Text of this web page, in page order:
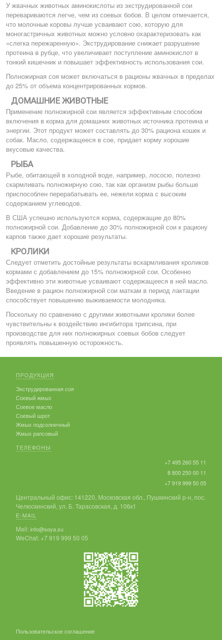
У жвачных животных аминокислоты из экструдированной сои
перевариваются легче, чем из соевых бобов. В целом отмечается,
что молочные коровы лучше усваивают сою, которую для
моногастричных животных можно условно охарактеризовать как
«слегка пережаренную». Экструдирование снижает разрушение
протеина в рубце, что увеличивает поступление аминокислот в
тонкий кишечник и повышает эффективность использования сои.
Полножирная соя может включаться в рационы жвачных в пределах
до 25% от объема концентрированных кормов.
ДОМАШНИЕ ЖИВОТНЫЕ
Применение полножирной сои является эффективным способом
включения в корма для домашних животных источника протеина и
энергии. Этот продукт может составлять до 30% рациона кошек и
собак. Масло, содержащееся в сое, придает корму хорошие
вкусовые качества.
РЫБА
Рыбе, обитающей в холодной воде, например, лососю, полезно
скармливать полножирную сою, так как организм рыбы больше
приспособлен перерабатывать ее, нежели корма с высоким
содержанием углеводов.
В США успешно используются корма, содержащие до 80%
полножирной сои. Добавление до 30% полножирной сои к рациону
карпов также дает хорошие результаты.
КРОЛИКИ
Следует отметить достойные результаты вскармливания кроликов
кормами с добавлением до 15% полножирной сои. Особенно
эффективно эти животные усваивают содержащееся в ней масло.
Введение в рацион полножирной сои маткам в период лактации
способствует повышению выживаемости молодняка.
Поскольку по сравнению с другими животными кролики более
чувствительны к воздействию ингибитора трипсина, при
производстве для них полножирных соевых бобов следует
проявлять повышенную осторожность.
ПРОДУКЦИЯ
Экструдированная соя
Соевый жмых
Соевое масло
Соевый шрот
Жмых подсолнечный
Жмых рапсовый
ТЕЛЕФОНЫ
+7 495 260 55 11
8 800 250 00 11
+7 919 999 50 05
Центральный офис: 141220, Московская обл., Пушкинский р-н, пос.
Челюскинский, ул. Б. Тарасовская, д. 106к1
E-MAIL
Mail:info@soya.su
WeChat: +7 919 999 50 05
Пользовательское соглашение